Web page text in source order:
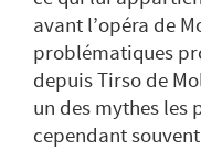
avant l’opéra de
problématiques
depuis Tirso de
un des mythes les
cependant